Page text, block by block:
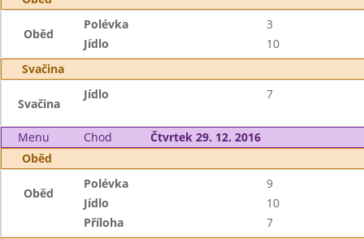
Oběd
Polévka
3
Jídlo
10
Svačina
Svačina
Jídlo 7
Menu Chod
Čtvrtek 29. 12. 2016
Oběd
Oběd
Polévka
9
Jídlo
10
Příloha
7